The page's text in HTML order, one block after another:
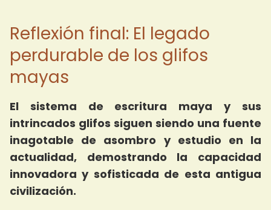
Reflexión final: El legado
perdurable de los glifos
mayas
El sistema de escritura maya y sus
intrincados glifos siguen siendo una fuente
inagotable de asombro y estudio en la
actualidad, demostrando la capacidad
innovadora y sofisticada de esta antigua
civilización.